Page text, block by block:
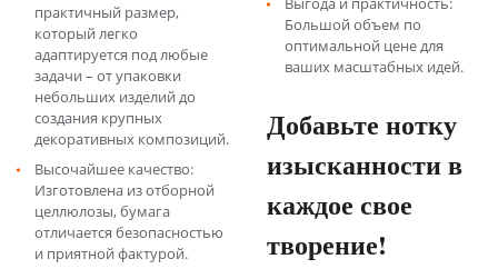
практичный размер,
который легко
адаптируется под любые
задачи – от упаковки
небольших изделий до
создания крупных
декоративных композиций.
Высочайшее качество:
Изготовлена из отборной
целлюлозы, бумага
отличается безопасностью
и приятной фактурой.
Большой объем по
оптимальной цене для
ваших масштабных идей.
Добавьте нотку
изысканности в
каждое свое
творение!